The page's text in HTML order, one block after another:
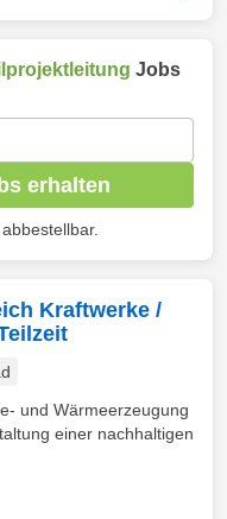
Jobs
erhalten
Kraftwerke /
und Wärmeerzeugung
einer nachhaltigen